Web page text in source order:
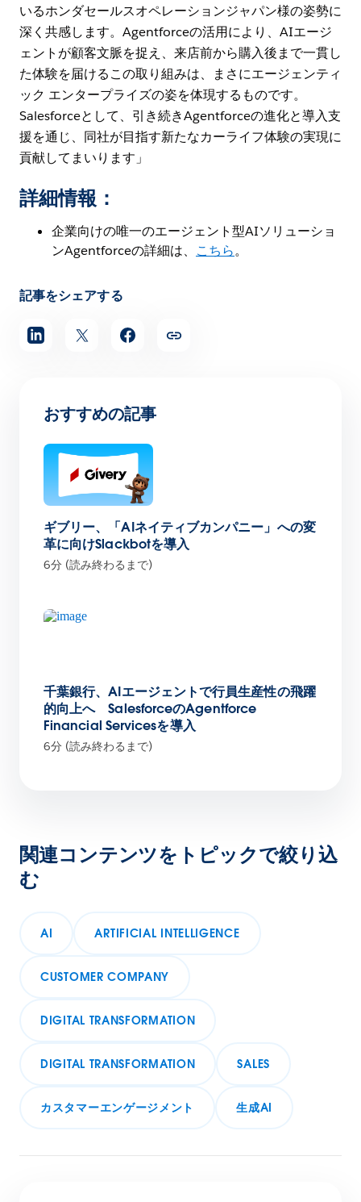
いるホンダセールスオペレーションジャパン様の姿勢に
深く共感します。Agentforceの活用により、AIエージ
ェントが顧客文脈を捉え、来店前から購入後まで一貫し
た体験を届けるこの取り組みは、まさにエージェンティ
ック エンタープライズの姿を体現するものです。
Salesforceとして、引き続きAgentforceの進化と導入支
援を通じ、同社が目指す新たなカーライフ体験の実現に
貢献してまいります」
詳細情報：
企業向けの唯一のエージェント型AIソリューショ
ンAgentforceの詳細は、 こちら。
記事をシェアする
おすすめの記事
ギブリー、「AIネイティブカンパニー」への変
革に向けSlackbotを導入
6分 (読み終わるまで)
千葉銀行、AIエージェントで行員生産性の飛躍
的向上へ SalesforceのAgentforce
Financial Servicesを導入
6分 (読み終わるまで)
関連コンテンツをトピックで絞り込
む
AI ARTIFICIAL INTELLIGENCE
CUSTOMER COMPANY
DIGITAL TRANSFORMATION
DIGITAL TRANSFORMATION SALES
カスタマーエンゲージメント 生成AI